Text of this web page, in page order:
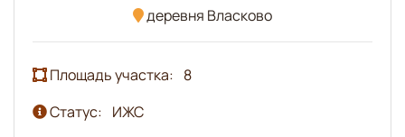
деревня Власково
Площадь участка: 8
Статус: ИЖС